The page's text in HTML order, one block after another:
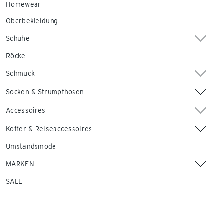
Homewear
Oberbekleidung
Schuhe
Röcke
Schmuck
Socken & Strumpfhosen
Accessoires
Koffer & Reiseaccessoires
Umstandsmode
MARKEN
SALE